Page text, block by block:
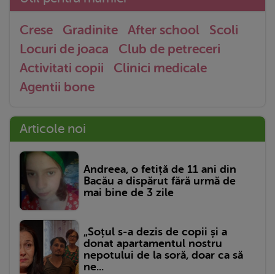
Crese Gradinite After school
Scoli
Locuri de joaca
Club de petreceri
Activitati copii
Clinici medicale
Agentii bone
Articole noi
Andreea, o fetiță de 11 ani din
Bacău a dispărut fără urmă de
mai bine de 3 zile
„Soțul s-a dezis de copii și a
donat apartamentul nostru
nepotului de la soră, doar ca să
ne...